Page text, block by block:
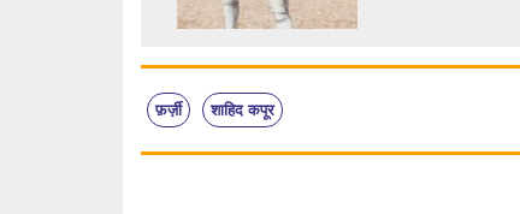
फ़र्ज़ी शाहिद कपूर